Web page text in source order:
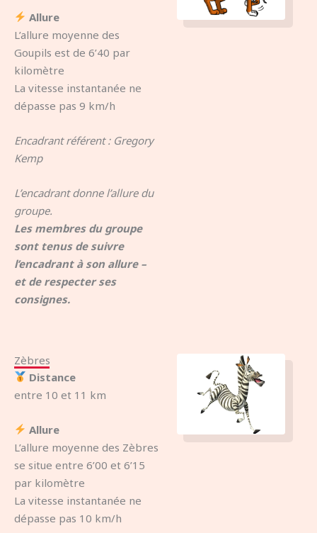
Allure
L’allure moyenne des
Goupils est de 6’40 par
kilomètre
La vitesse instantanée ne
dépasse pas 9 km/h
Encadrant référent : Gregory
Kemp
L’encadrant donne l’allure du
groupe.
Les membres du groupe
sont tenus de suivre
l’encadrant à son allure –
et de respecter ses
consignes.
Zèbres
Distance
entre 10 et 11 km
Allure
L’allure moyenne des Zèbres
se situe entre 6’00 et 6’15
par kilomètre
La vitesse instantanée ne
dépasse pas 10 km/h